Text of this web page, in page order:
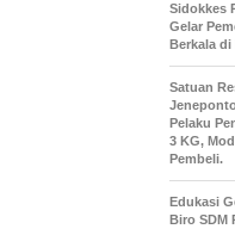
Sidokkes
Gelar
Berkala
Satuan
Pelaku
3 KG,
Pembeli.
Edukasi
Biro SDM